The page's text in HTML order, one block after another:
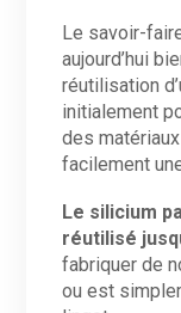
Le savoir-
aujourd’hui
réutilisation
initialement
des
facilement
Le silicium
réutilisé
fabriquer de
ou est